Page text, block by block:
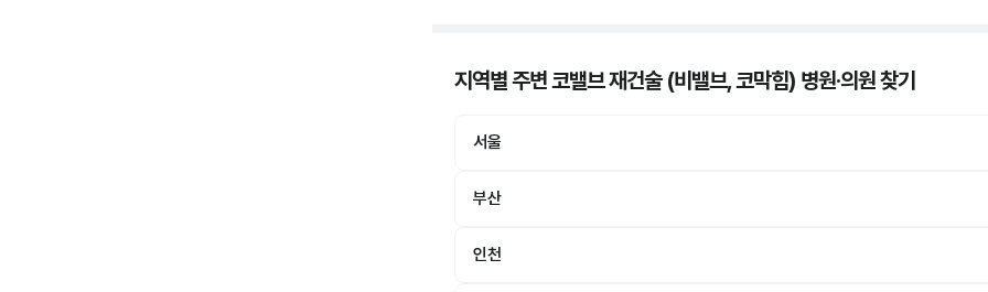
지역별 주변 코밸브 재건술 (비밸브, 코막힘) 병원·의원찾기
서울
부산
인천